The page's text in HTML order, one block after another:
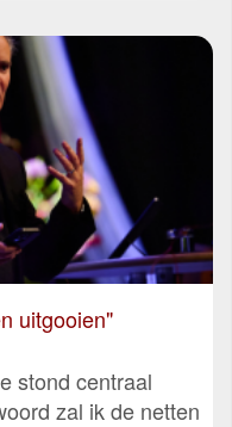
uitgooien"
stond centraal
zal ik de netten